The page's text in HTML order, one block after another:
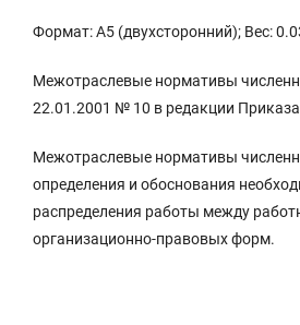
Формат: А5 (двухсторонний); Вес:
Межотраслевые нормативы
22.01.2001 № 10 в редакции
Межотраслевые нормативы
определения и обоснования
распределения работы между
организационно-правовых форм.